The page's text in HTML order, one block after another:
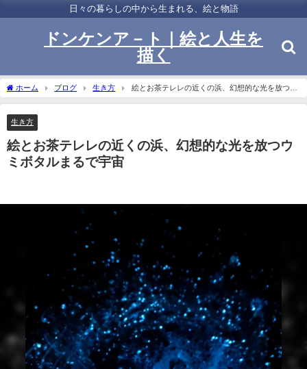
日々の暮らしの中から生まれる、絵と物語
ドンケンア－ト｜絵と人生を
描く
ホーム ブログ 生き方
絵とお茶テレレの近くの浜、幻想的な光を放つウ
ミボタルまるで宇宙
生き方
絵とお茶テレレの近くの浜、幻想的な光を放つウ
ミボタルまるで宇宙